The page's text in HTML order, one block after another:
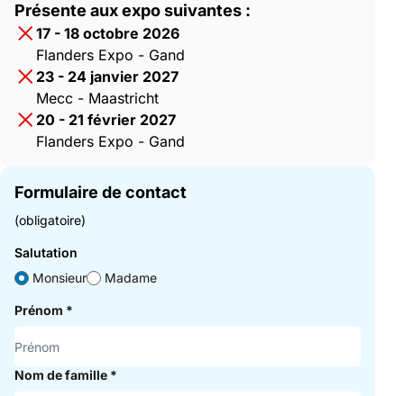
Présente aux expo suivantes :
17 - 18 octobre 2026
Flanders Expo - Gand
23 - 24 janvier 2027
Mecc - Maastricht
20 - 21 février 2027
Flanders Expo - Gand
Formulaire de contact
(obligatoire)
Salutation
Monsieur
Madame
Prénom *
Nom de famille *